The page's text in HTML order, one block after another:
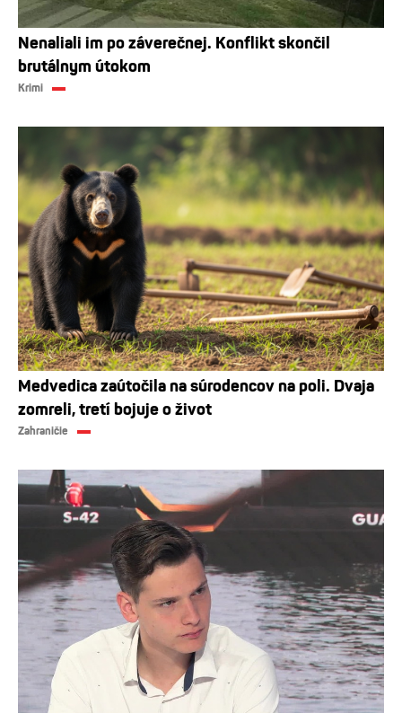
Nenaliali im po záverečnej. Konflikt skončil
brutálnym útokom
Krimi
Medvedica zaútočila na súrodencov na poli. Dvaja
zomreli, tretí bojuje o život
Zahraničie